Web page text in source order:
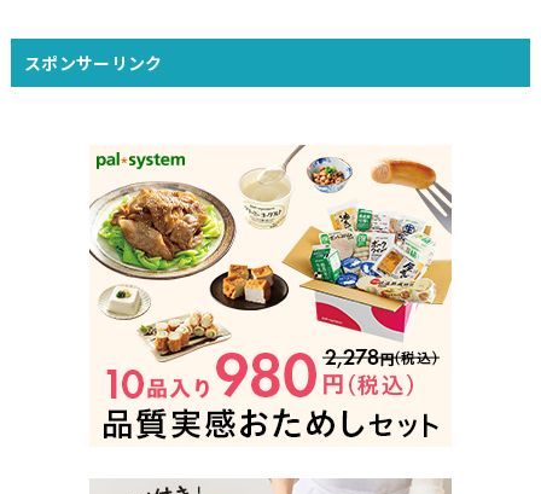
スポンサーリンク